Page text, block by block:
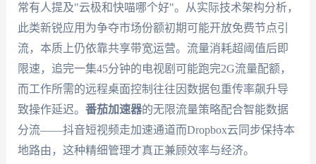
常有人提及"云极和快喵哪个好"。从实际技术架构分析，
此类新锐应用为争夺市场份额初期可能开放免费节点引
流，本质上仍依靠共享带宽运营。流量消耗超阈值后即
限速，追完一集45分钟的电视剧可能跑完2G流量配额，
而工作所需的远程桌面控制往往因数据包重传率飙升导
致操作延迟。 番茄加速器的无限流量策略配合智能数据
分流——抖音短视频走加速通道而Dropbox云同步保持本
地路由，这种精细管理才真正兼顾效率与经济。